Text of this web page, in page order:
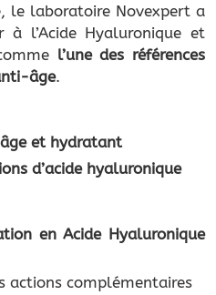
le laboratoire Novexpert a
à l’Acide Hyaluronique et
l’une des références
âge.
et hydratant
d’acide hyaluronique
en Acide Hyaluronique
actions complémentaires